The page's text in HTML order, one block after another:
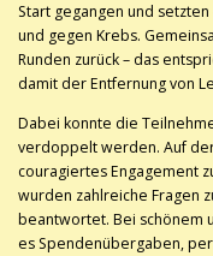
Start gegangen und
und gegen Krebs.
Runden zurück – das
damit der Entfernung von
Dabei konnte die
verdoppelt werden. Auf
couragiertes Engagement
wurden zahlreiche Fragen
beantwortet. Bei schönem
es Spendenübergaben,